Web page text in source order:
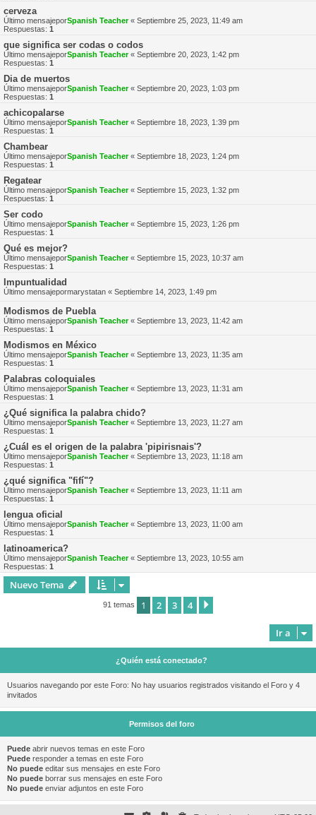
cerveza
Último mensajeporSpanish Teacher« Septiembre 25, 2023, 11:49 am
Respuestas: 1
que significa ser codas o codos
Último mensajeporSpanish Teacher« Septiembre 20, 2023, 1:42 pm
Respuestas: 1
Dia de muertos
Último mensajeporSpanish Teacher« Septiembre 20, 2023, 1:03 pm
Respuestas: 1
achicopalarse
Último mensajeporSpanish Teacher« Septiembre 18, 2023, 1:39 pm
Respuestas: 1
Chambear
Último mensajeporSpanish Teacher« Septiembre 18, 2023, 1:24 pm
Respuestas: 1
Regatear
Último mensajeporSpanish Teacher« Septiembre 15, 2023, 1:32 pm
Respuestas: 1
Ser codo
Último mensajeporSpanish Teacher« Septiembre 15, 2023, 1:26 pm
Respuestas: 1
Qué es mejor?
Último mensajeporSpanish Teacher« Septiembre 15, 2023, 10:37 am
Respuestas: 1
Impuntualidad
Último mensajepormarystatan « Septiembre 14, 2023, 1:49 pm
Modismos de Puebla
Último mensajeporSpanish Teacher« Septiembre 13, 2023, 11:42 am
Respuestas: 1
Modismos en México
Último mensajeporSpanish Teacher« Septiembre 13, 2023, 11:35 am
Respuestas: 1
Palabras coloquiales
Último mensajeporSpanish Teacher« Septiembre 13, 2023, 11:31 am
Respuestas: 1
¿Qué significa la palabra chido?
Último mensajeporSpanish Teacher« Septiembre 13, 2023, 11:27 am
Respuestas: 1
¿Cuál es el origen de la palabra 'pipirisnais'?
Último mensajeporSpanish Teacher« Septiembre 13, 2023, 11:18 am
Respuestas: 1
¿qué significa "fifí"?
Último mensajeporSpanish Teacher« Septiembre 13, 2023, 11:11 am
Respuestas: 1
lengua oficial
Último mensajeporSpanish Teacher« Septiembre 13, 2023, 11:00 am
Respuestas: 1
latinoamerica?
Último mensajeporSpanish Teacher« Septiembre 13, 2023, 10:55 am
Respuestas: 1
Nuevo Tema
91 temas 1 2 3 4
Ir a
¿Quién está conectado?
Usuarios navegando por este Foro: No hay usuarios registrados visitando el Foro y 4
invitados
Permisos del foro
Puede abrir nuevos temas en este Foro
Puede responder a temas en este Foro
No puede editar sus mensajes en este Foro
No puede borrar sus mensajes en este Foro
No puede enviar adjuntos en este Foro